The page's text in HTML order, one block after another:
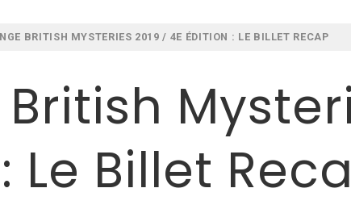
BRITISH MYSTERIES 2019 / 4E ÉDITION : LE BILLET RECAP
Billet